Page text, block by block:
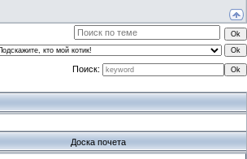
Поиск:
Доска почета